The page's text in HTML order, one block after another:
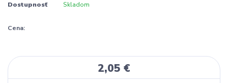
Dostupnosť Skladom
Cena:
2,05 €